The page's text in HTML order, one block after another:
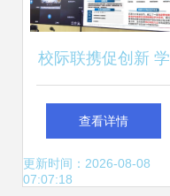
校际联携促创新 学
校赴中海油推介勘
探开发领域人工智
查看详情
更新时间：2026-08-08
07:07:18